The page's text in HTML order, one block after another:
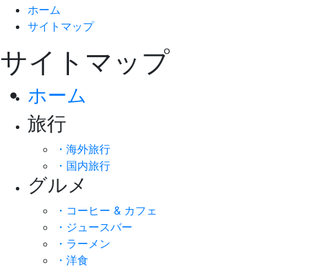
ホーム
サイトマップ
サイトマップ
ホーム
旅行
・海外旅行
・国内旅行
グルメ
・コーヒー & カフェ
・ジュースバー
・ラーメン
・洋食